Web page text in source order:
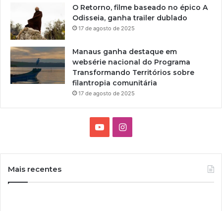
O Retorno, filme baseado no épico A
Odisseia, ganha trailer dublado
17 de agosto de 2025
Manaus ganha destaque em
websérie nacional do Programa
Transformando Territórios sobre
filantropia comunitária
17 de agosto de 2025
I
Mais recentes